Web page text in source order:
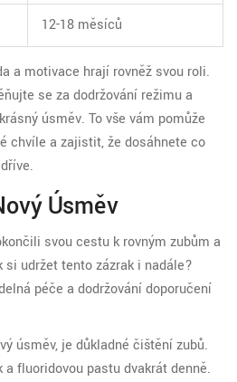
12-18 měsíců
a motivace hrají rovněž svou roli.
se za dodržování režimu a
úsměv. To vše vám pomůže
chvíle a zajistit, že dosáhnete co
Úsměv
svou cestu k rovným zubům a
udržet tento zázrak i nadále?
péče a dodržování doporučení
úsměv, je důkladné čištění zubů.
fluoridovou pastu dvakrát denně.